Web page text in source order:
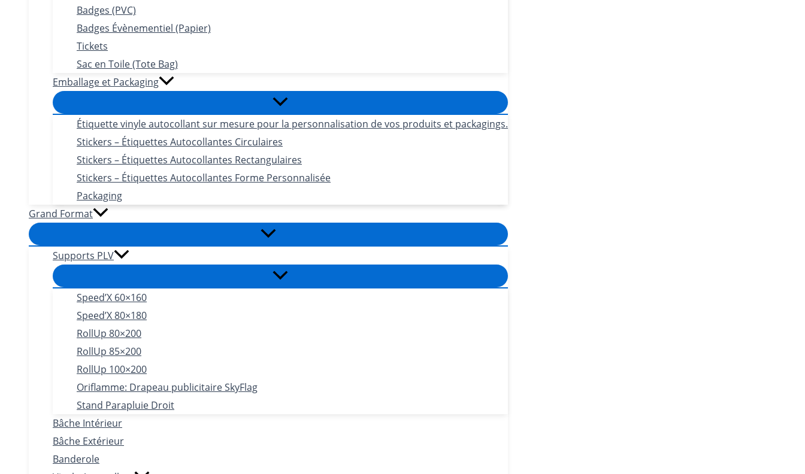
Badges (PVC)
Badges Évènementiel (Papier)
Tickets
Sac en Toile (Tote Bag)
Emballage et Packaging
Étiquette vinyle autocollant sur mesure pour la personnalisation de vos produits et packagings.
Stickers – Étiquettes Autocollantes Circulaires
Stickers – Étiquettes Autocollantes Rectangulaires
Stickers – Étiquettes Autocollantes Forme Personnalisée
Packaging
Grand Format
Supports PLV
Speed’X 60×160
Speed’X 80×180
RollUp 80×200
RollUp 85×200
RollUp 100×200
Oriflamme: Drapeau publicitaire SkyFlag
Stand Parapluie Droit
Bâche Intérieur
Bâche Extérieur
Banderole